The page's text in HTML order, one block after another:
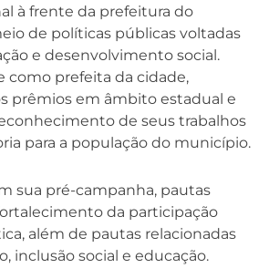
à frente da prefeitura do
de políticas públicas voltadas
e desenvolvimento social.
como prefeita da cidade,
prêmios em âmbito estadual e
de seus trabalhos
para a população do município.
sua pré-campanha, pautas
da participação
além de pautas relacionadas
inclusão social e educação.